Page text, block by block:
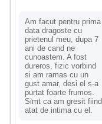
Am facut pentru prima
data dragoste cu
prietenul meu, dupa 7
ani de cand ne
cunoastem. A fost
dureros, fizic vorbind
si am ramas cu un
gust amar, desi el s-a
purtat foarte frumos.
Simt ca am gresit fiind
atat de intima cu el.